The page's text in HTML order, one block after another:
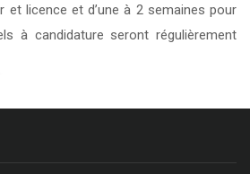
et licence et d’une à 2 semaines pour
à candidature seront régulièrement